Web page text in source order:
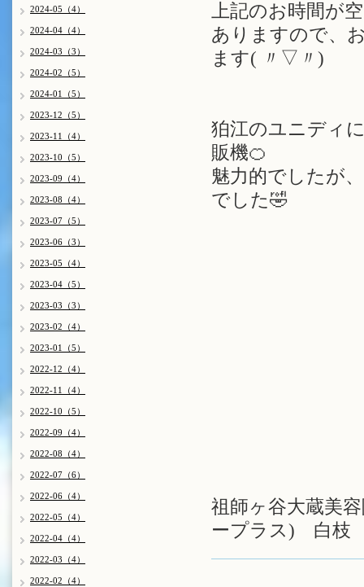
上記のお時間が
ありますので、
ます( 〃▽〃)
狛江のユニディ
販機🍊
魅力的でしたが
でした🤣
祖師ヶ谷大蔵美容
ープラス) 白枝
2024-05（4）
2024-04（4）
2024-03（3）
2024-02（5）
2024-01（5）
2023-12（5）
2023-11（4）
2023-10（5）
2023-09（4）
2023-08（4）
2023-07（5）
2023-06（3）
2023-05（4）
2023-04（5）
2023-03（3）
2023-02（4）
2023-01（5）
2022-12（4）
2022-11（4）
2022-10（5）
2022-09（4）
2022-08（4）
2022-07（6）
2022-06（4）
2022-05（4）
2022-04（4）
2022-03（4）
2022-02（4）